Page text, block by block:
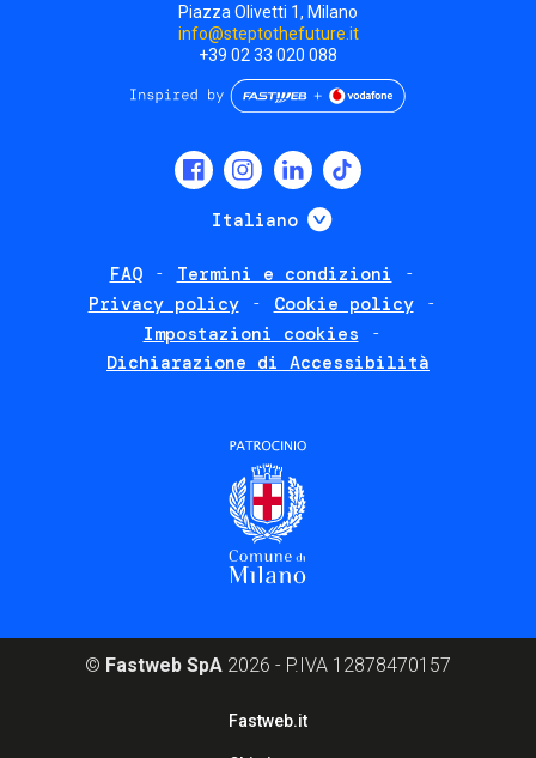
Piazza Olivetti 1, Milano
info@steptothefuture.it
+39 02 33 020 088
Italiano Mostra ulteriori
FAQ
Termini e condizioni
Privacy policy
Cookie policy
Impostazioni cookies
Dichiarazione di Accessibilità
© Fastweb SpA 2026 - P.IVA 12878470157
Fastweb.it